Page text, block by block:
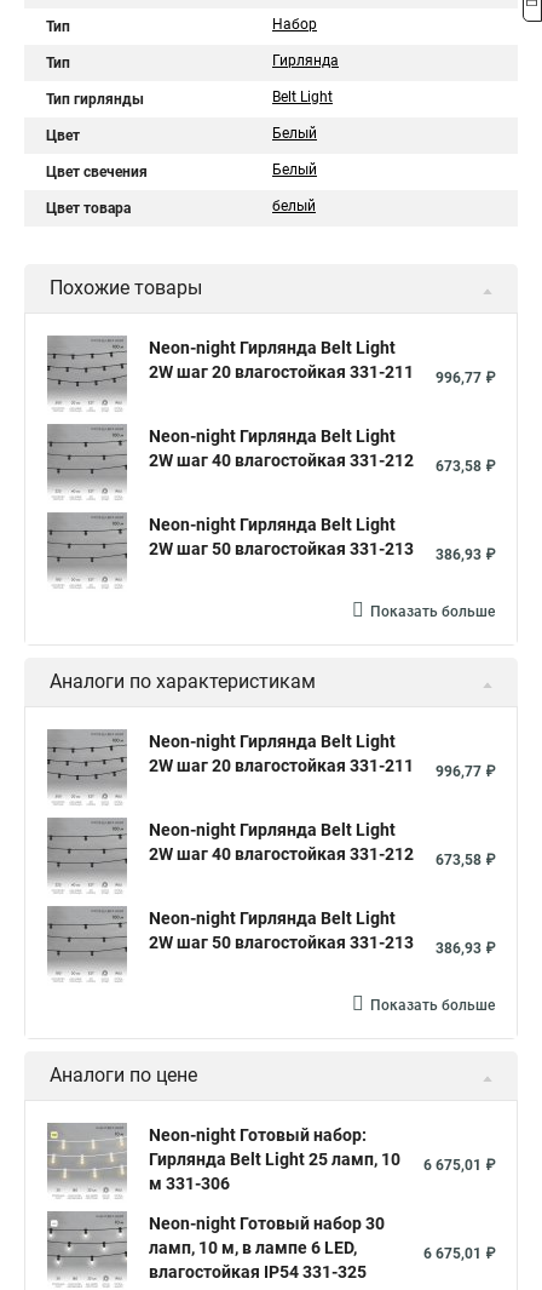
Тип Набор
Тип Гирлянда
Тип гирлянды Belt Light
Цвет Белый
Цвет свечения Белый
Цвет товара белый
Похожие товары
Neon-night Гирлянда Belt Light
2W шаг 20 влагостойкая 331-211
996,77 ₽
Neon-night Гирлянда Belt Light
2W шаг 40 влагостойкая 331-212
673,58 ₽
Neon-night Гирлянда Belt Light
2W шаг 50 влагостойкая 331-213
386,93 ₽
Показать больше
Аналоги по характеристикам
Neon-night Гирлянда Belt Light
2W шаг 20 влагостойкая 331-211
996,77 ₽
Neon-night Гирлянда Belt Light
2W шаг 40 влагостойкая 331-212
673,58 ₽
Neon-night Гирлянда Belt Light
2W шаг 50 влагостойкая 331-213
386,93 ₽
Показать больше
Аналоги по цене
Neon-night Готовый набор:
Гирлянда Belt Light 25 ламп, 10
м 331-306
6 675,01 ₽
Neon-night Готовый набор 30
ламп, 10 м, в лампе 6 LED,
влагостойкая IP54 331-325
6 675,01 ₽